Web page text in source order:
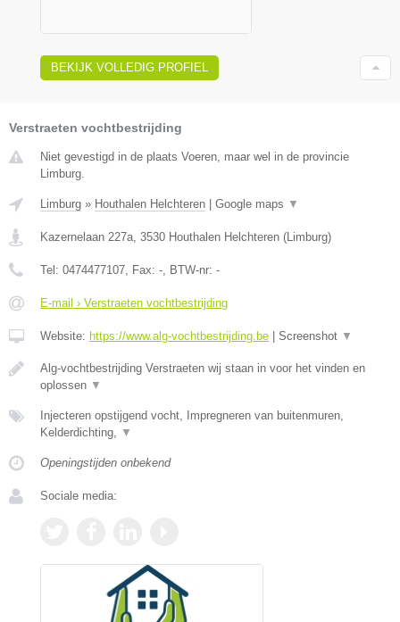
BEKIJK VOLLEDIG PROFIEL
Verstraeten vochtbestrijding
Niet gevestigd in de plaats Voeren, maar wel in de provincie
Limburg.
Limburg » Houthalen Helchteren Google maps ▼
Kazernelaan 227a 3530 Houthalen Helchteren ( Limburg)
Tel: 0474477107 , Fax: - , BTW-nr: -
E-mail › Verstraeten vochtbestrijding
Website: https://www.alg-vochtbestrijding.be Screenshot ▼
Alg-vochtbestrijding Verstraeten wij staan in voor het vinden en
oplossen ▼
Injecteren opstijgend vocht, Impregneren van buitenmuren,
Kelderdichting,
▼
Openingstijden onbekend
Sociale media: